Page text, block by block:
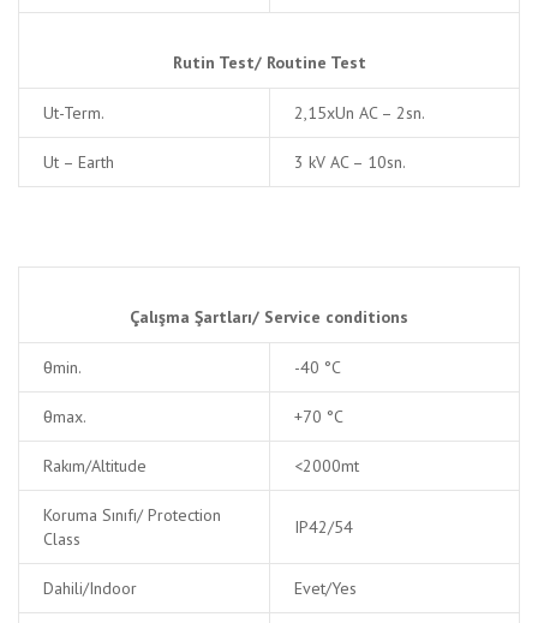
Rutin Test/ Routine Test
Ut-Term. 2,15xUn AC – 2sn.
Ut – Earth 3 kV AC – 10sn.
Çalışma Şartları/ Service conditions
θmin. -40 °C
θmax. +70 °C
Rakım/Altitude <2000mt
Koruma Sınıfı/ Protection
Class
IP42/54
Dahili/Indoor Evet/Yes